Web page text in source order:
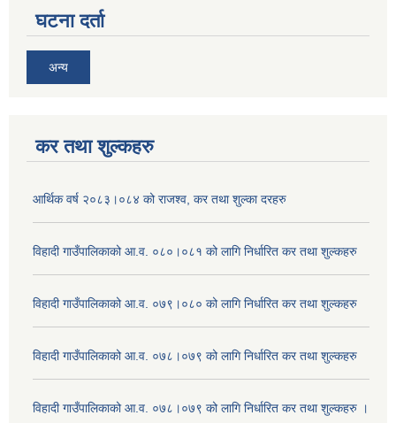
घटना दर्ता
अन्य
कर तथा शुल्कहरु
आर्थिक वर्ष २०८३।०८४ को राजश्व, कर तथा शुल्का दरहरु
विहादी गाउँपालिकाको आ.व. ०८०।०८१ को लागि निर्धारित कर तथा शुल्कहरु
विहादी गाउँपालिकाको आ.व. ०७९।०८० को लागि निर्धारित कर तथा शुल्कहरु
विहादी गाउँपालिकाको आ.व. ०७८।०७९ को लागि निर्धारित कर तथा शुल्कहरु
विहादी गाउँपालिकाको आ.व. ०७८।०७९ को लागि निर्धारित कर तथा शुल्कहरु ।